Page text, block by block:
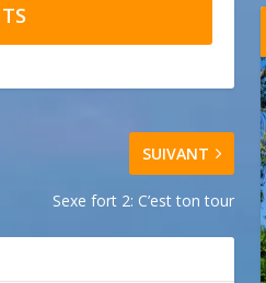
SUIVANT
Sexe fort 2: C’est ton tour